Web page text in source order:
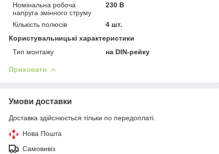
Номінальна робоча
напруга змінного струму
230 В
Кількість полюсів
4 шт.
Користувальницькі характеристики
Тип монтажу
на DIN-рейку
Приховати
Умови доставки
Доставка здійснюється тільки по передоплаті.
Нова Пошта
Самовивіз